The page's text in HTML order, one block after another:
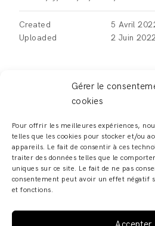
Gérer le
cookies
Pour offrir les meilleures expériences,
telles que les cookies pour stocker et/ou
appareils. Le fait de consentir à ces
traiter des données telles que le
uniques sur ce site. Le fait de ne pas
consentement peut avoir un effet négatif
et fonctions.
Created
5 Avril
Uploaded
2 Juin
LEAVE A REPLY
Vous devezvous connecterpour
commentaire.